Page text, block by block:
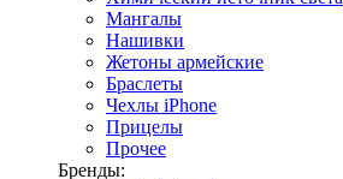
Мангалы
Нашивки
Жетоны армейские
Браслеты
Чехлы iPhone
Прицелы
Прочее
Бренды: